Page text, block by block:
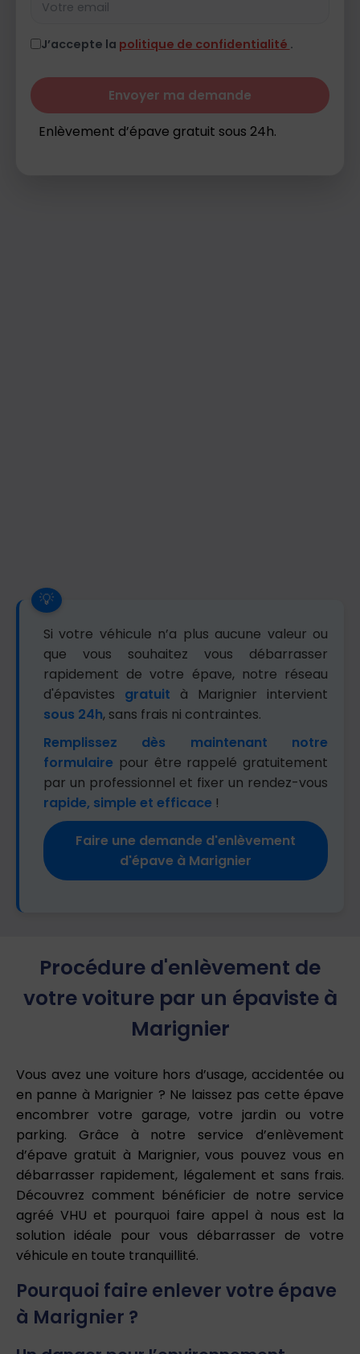
J’accepte la politique de confidentialité .
Envoyer ma demande
Enlèvement d’épave gratuit sous 24h.
Si votre véhicule n’a plus aucune valeur ou
que vous souhaitez vous débarrasser
rapidement de votre épave, notre réseau
d'épavistes gratuit à Marignier intervient
sous 24h, sans frais ni contraintes.
Remplissez dès maintenant notre
formulaire pour être rappelé gratuitement
par un professionnel et fixer un rendez-vous
rapide, simple et efficace !
Faire une demande d'enlèvement
d'épave à Marignier
Procédure d'enlèvement de
votre voiture par un épaviste à
Marignier
Vous avez une voiture hors d’usage, accidentée ou
en panne à Marignier ? Ne laissez pas cette épave
encombrer votre garage, votre jardin ou votre
parking. Grâce à notre service d’enlèvement
d’épave gratuit à Marignier, vous pouvez vous en
débarrasser rapidement, légalement et sans frais.
Découvrez comment bénéficier de notre service
agréé VHU et pourquoi faire appel à nous est la
solution idéale pour vous débarrasser de votre
véhicule en toute tranquillité.
Pourquoi faire enlever votre épave
à Marignier ?